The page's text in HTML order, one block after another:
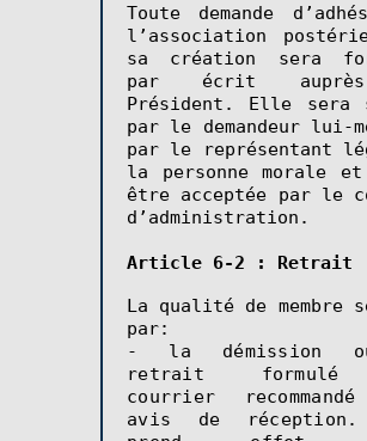
Toute demande
l’association
sa création sera
par écrit
Président. Elle sera
par le demandeur lui-
par le représentant
la personne morale et
être acceptée par le
d’administration.
Article 6-2 : Retrait
La qualité de membre
par:
- la démission
retrait
courrier
avis de